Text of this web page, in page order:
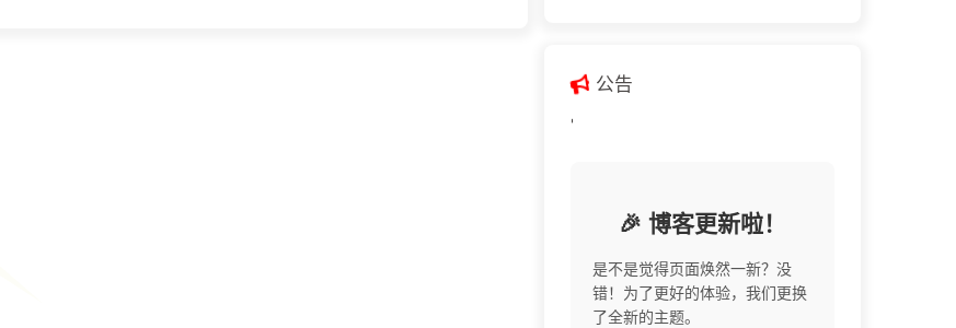
公告
'
🎉 博客更新啦！
是不是觉得页面焕然一新？没
错！为了更好的体验，我们更换
了全新的主题。